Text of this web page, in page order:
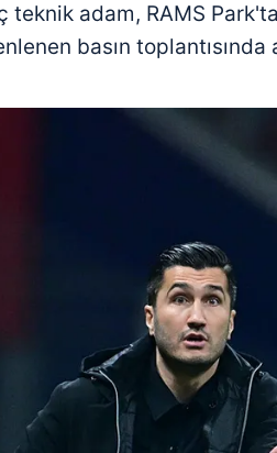
teknik adam, RAMS
basın